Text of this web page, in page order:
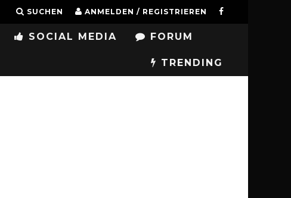
SUCHEN ANMELDEN / REGISTRIEREN
SOCIAL MEDIA FORUM
TRENDING